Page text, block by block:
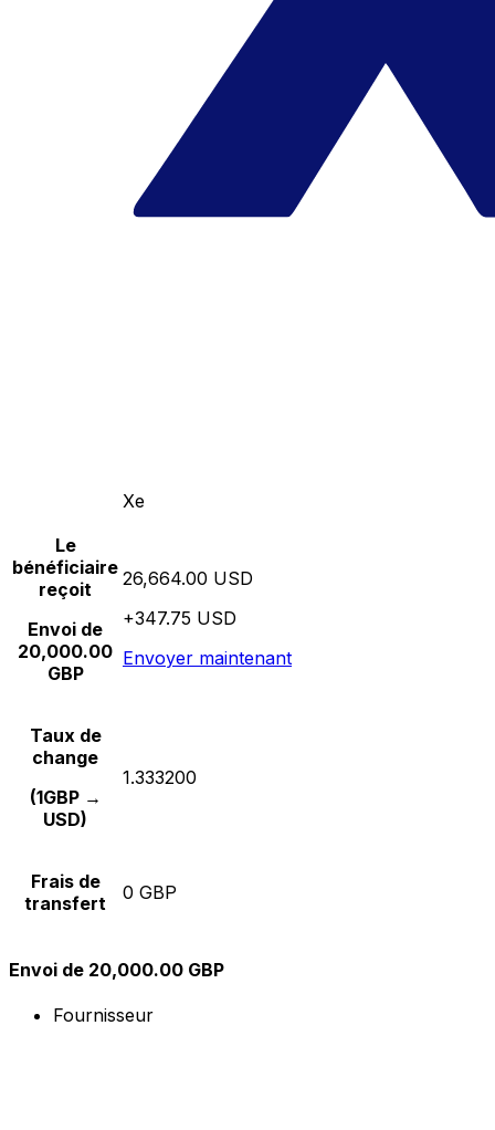
Xe
Le
bénéficiaire
reçoit
Envoi de
20,000.00
GBP
26,664.00 USD
+347.75 USD
Envoyer maintenant
Taux de
change
(1GBP →
USD)
1.333200
Frais de
transfert
0 GBP
Envoi de 20,000.00 GBP
Fournisseur